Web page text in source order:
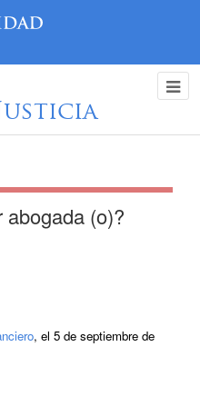
abogada (o)?
, el 5 de septiembre de